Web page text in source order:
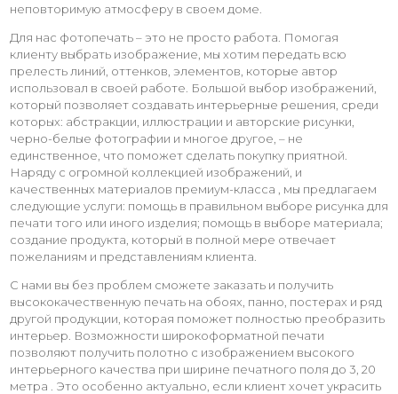
неповторимую атмосферу в своем доме.
Для нас фотопечать – это не просто работа. Помогая
клиенту выбрать изображение, мы хотим передать всю
прелесть линий, оттенков, элементов, которые автор
использовал в своей работе. Большой выбор изображений,
который позволяет создавать интерьерные решения, среди
которых: абстракции, иллюстрации и авторские рисунки,
черно-белые фотографии и многое другое, – не
единственное, что поможет сделать покупку приятной.
Наряду с огромной коллекцией изображений, и
качественных материалов премиум-класса , мы предлагаем
следующие услуги: помощь в правильном выборе рисунка для
печати того или иного изделия; помощь в выборе материала;
создание продукта, который в полной мере отвечает
пожеланиям и представлениям клиента.
С нами вы без проблем сможете заказать и получить
высококачественную печать на обоях, панно, постерах и ряд
другой продукции, которая поможет полностью преобразить
интерьер. Возможности широкоформатной печати
позволяют получить полотно с изображением высокого
интерьерного качества при ширине печатного поля до 3, 20
метра . Это особенно актуально, если клиент хочет украсить